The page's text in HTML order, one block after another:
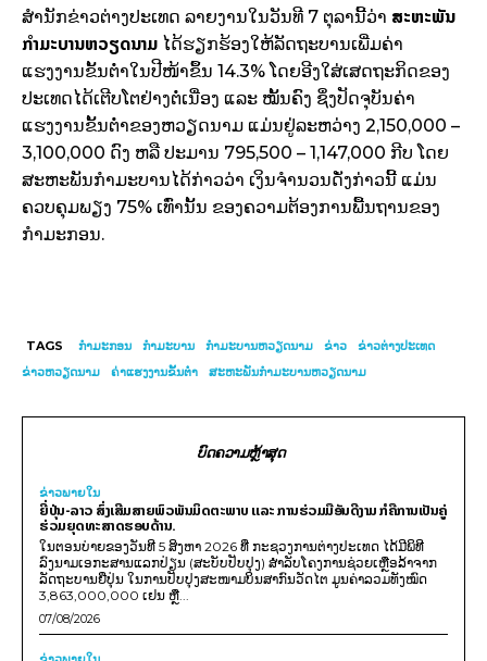
ສຳນັກຂ່າວຕ່າງປະເທດ ລາຍງານໃນວັນທີ 7 ຕຸລານີ້ວ່າ ສະຫະພັນ
ກຳມະບານຫວຽດນາມ ໄດ້ຮຽກຮ້ອງໃຫ້ລັດຖະບານເພີ່ມຄ່າ
ແຮງງານຂັ້ນຕ່ຳໃນປີໜ້າຂຶ້ນ 14.3% ໂດຍອີງໃສ່ເສດຖະກິດຂອງ
ປະເທດໄດ້ເຕີບໂຕຢ່າງຕໍ່ເນື່ອງ ແລະ ໝັ້ນຄົງ ຊຶ່ງປັດຈຸບັນຄ່າ
ແຮງງານຂັ້ນຕ່ຳຂອງຫວຽດນາມ ແມ່ນຢູ່ລະຫວ່າງ 2,150,000 –
3,100,000 ດົງ ຫລື ປະມານ 795,500 – 1,147,000 ກີບ ໂດຍ
ສະຫະພັນກຳມະບານໄດ້ກ່າວວ່າ ເງິນຈຳນວນດັ່ງກ່າວນີ້ ແມ່ນ
ຄວບຄຸມພຽງ 75% ເທົ່ານັ້ນ ຂອງຄວາມຕ້ອງການພື້ນຖານຂອງ
ກຳມະກອນ.
TAGS ກຳມະກອນ ກຳມະບານ ກຳມະບານຫວຽດນາມ ຂ່າວ
ຂ່າວຕ່າງປະເທດ
ຂ່າວຫວຽດນາມ
ຄ່າແຮງງານຂັ້ນຕ່ຳ ສະຫະພັນກຳມະບານຫວຽດນາມ
ບົດຄວາມຫຼ້າສຸດ
ຂ່າວພາຍ​ໃນ
ຍີ່ປຸ່ນ-ລາວ ສົ່ງເສີມສາຍພົວພັນມິດຕະພາບ ແລະ ການຮ່ວມມືອັນດີງາມ ກໍຄືການເປັນຄູ່
ຮ່ວມຍຸດທະສາດຮອບດ້ານ.
ໃນຕອນບ່າຍຂອງວັນທີ 5 ສິງຫາ 2026 ທີ່ ກະຊວງການຕ່າງປະເທດ ໄດ້ມີພິທີ
ລົງນາມເອກະສານແລກປ່ຽນ (ສະບັບປັບປຸງ) ສໍາລັບໂຄງການຊ່ວຍເຫຼືອລ້າຈາກ
ລັດຖະບານຍີ່ປຸ່ນ ໃນການປັບປຸງສະໜາມບິນສາກົນວັດໄຕ ມູນຄ່າລວມທັງໝົດ
3,863,000,000 ເຢນ ຫຼື...
07/08/2026